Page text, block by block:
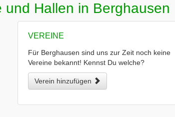
und Hallen in Berghausen
VEREINE
Für Berghausen sind uns zur Zeit noch keine
Vereine bekannt! Kennst Du welche?
Verein hinzufügen